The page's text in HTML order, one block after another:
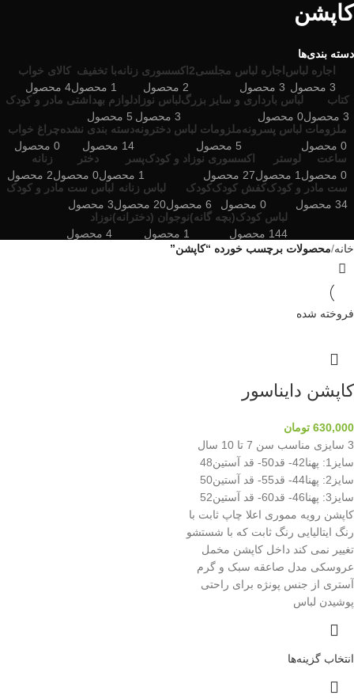
کاپشن
دسته بندی‌ها
اجاره لباس
3 محصول
اجاره لباس مجلسی2
3 محصول
اکسسوری زنانه
2 محصول
با تخفیف
1 محصول
کالای خواب
4 محصول
کتاب
3 محصول
لباس بارداری و سایز بزرگ
0 محصول
لباس نوزاد
3 محصول
لوازم بهداشتی مادر و کودک
5 محصول
ملزومات لباس پسرونه
0 محصول
ملزومات لباس دخترونه
5 محصول
دسته بندی نشده
14 محصول
چراغ خواب
0 محصول
ساعت
0 محصول
لوستر
1 محصول
اکسسوری نوزاد و کودک
27 محصول
پسر
1 محصول
دختر
0 محصول
زنانه
2 محصول
ست مادر و کودک
34 محصول
کفش کودک
0 محصول
کودک
6 محصول
لباس زنانه
20 محصول
لباس ست مادر و کودک
3 محصول
لباس کودک(بچه گانه)
144 محصول
نوجوان (دخترانه)
1 محصول
نوزاد
4 محصول
خانه محصولات برچسب خورده “کاپشن”
فروخته شده
کاپشن دایناسور
630,000 تومان
3 سایزی مناسب سن 7 تا 10 سال
سایز1: پهنا42- قد50- قد آستین48
سایز2: پهنا44- قد55- قد آستین50
سایز3: پهنا46- قد60- قد آستین52
کاپشن رویه مموری اعلا چاپ ثابت با
رنگ ایتالیایی رنگ ثابت که با شستشو
تغییر نمی کند داخل کاپشن مخمل
عروسکی مدل صاعقه سبک و گرم
آستری از جنس پونژه برای راحتی
پوشیدن لباس
انتخاب گزینه‌ها